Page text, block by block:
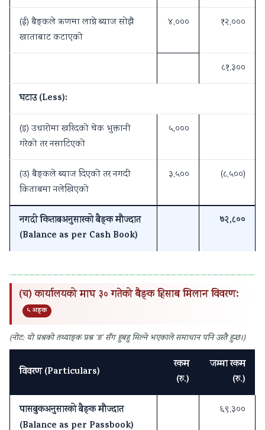
(ई) बैङ्कले ऋणमा लाग्ने ब्याज सोझै
खाताबाट कटाएको
४,००० १२,०००
८१,३००
घटाउ (Less):
(इ) उधारोमा खरिदको चेक भुक्तानी
गरेको तर नसाटिएको
५,०००
(उ) बैङ्कले ब्याज दिएको तर नगदी
किताबमा नलेखिएको
३,५०० (८,५००)
नगदी किताबअनुसारको बैङ्क मौज्दात
(Balance as per Cash Book)
७२,८००
(च) कार्यालयको माघ ३० गतेको बैङ्क हिसाब मिलान विवरण:
५ अङ्क
(नोट: यो प्रश्नको तथ्याङ्क प्रश्न ‘ङ’ सँग हुबहु मिल्ने भएकाले समाधान पनि उस्तै हुन्छ।)
विवरण (Particulars)
रकम
(रु.)
जम्मा रकम
(रु.)
पासबुकअनुसारको बैङ्क मौज्दात
(Balance as per Passbook)
६९,३००